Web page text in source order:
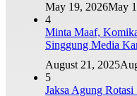
May 19, 2026May
4
Minta Maaf,
Singgung Media
August 21, 2025
5
Jaksa Agung